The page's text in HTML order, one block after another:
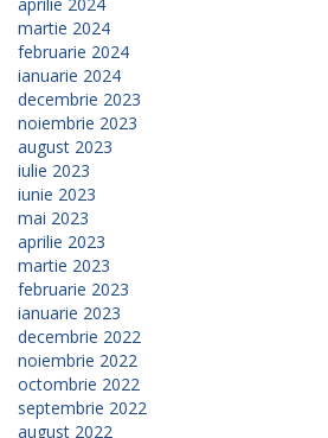
aprilie 2024
martie 2024
februarie 2024
ianuarie 2024
decembrie 2023
noiembrie 2023
august 2023
iulie 2023
iunie 2023
mai 2023
aprilie 2023
martie 2023
februarie 2023
ianuarie 2023
decembrie 2022
noiembrie 2022
octombrie 2022
septembrie 2022
august 2022